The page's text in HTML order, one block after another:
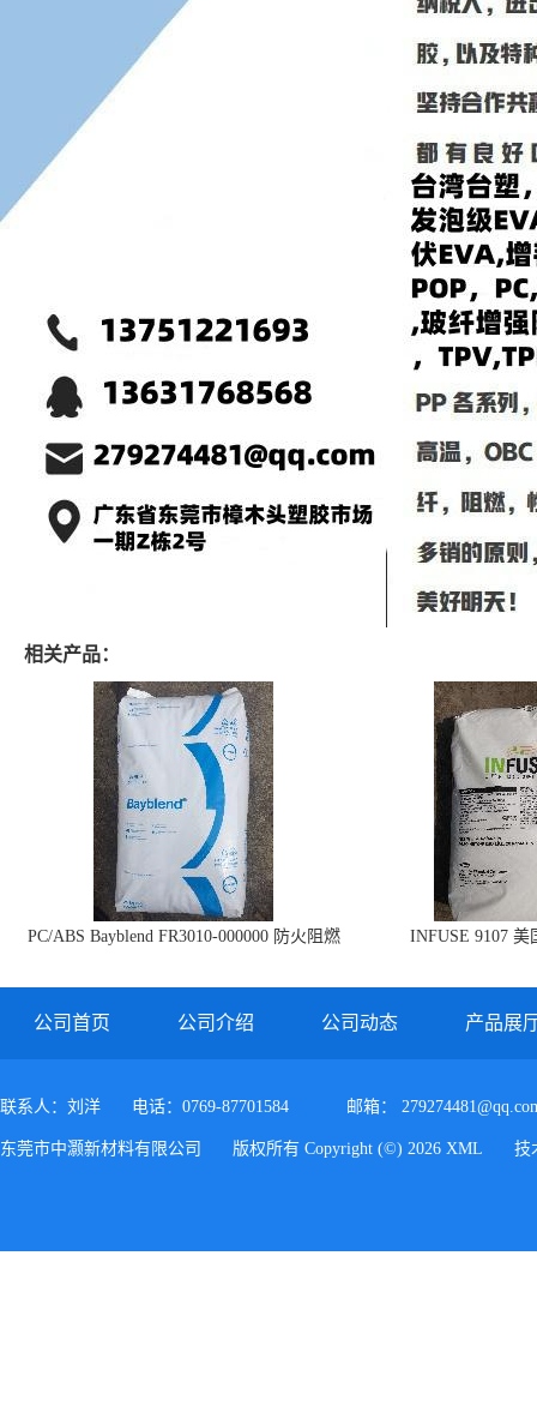
相关产品：
PC/ABS Bayblend FR3010-000000 防火阻燃
INFUSE 9107 美
公司首页 公司介绍 公司动态 产品展
联系人：刘洋 电话：0769-87701584 邮箱：
东莞市中灏新材料有限公司 版权所有 Copyright (©) 2026 XML 技